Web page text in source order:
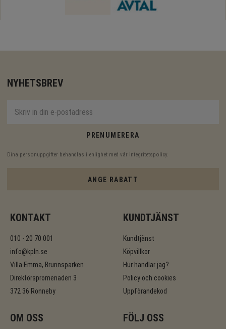
NYHETSBREV
PRENUMERERA
Dina personuppgifter behandlas i enlighet med vår integritetspolicy.
ANGE RABATT
KONTAKT
010 - 20 70 001
info@kpln.se
Villa Emma, Brunnsparken
Direktörspromenaden 3
372 36 Ronneby
KUNDTJÄNST
Kundtjänst
Köpvillkor
Hur handlar jag?
Policy och cookies
Uppförandekod
OM OSS FÖLJ OSS